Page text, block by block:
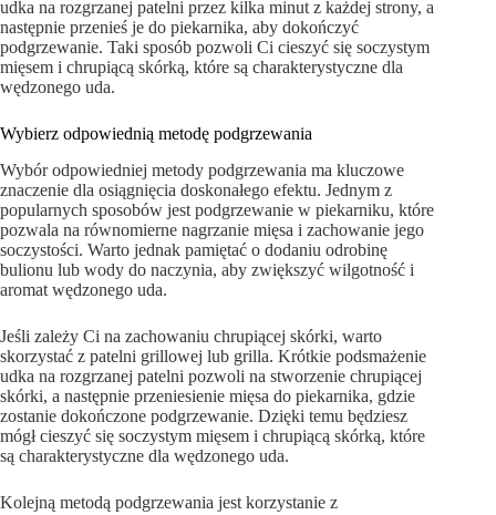
udka na rozgrzanej patelni przez kilka minut z każdej strony, a
następnie przenieś je do piekarnika, aby dokończyć
podgrzewanie. Taki sposób pozwoli Ci cieszyć się soczystym
mięsem i chrupiącą skórką, które są charakterystyczne dla
wędzonego uda.
Wybierz odpowiednią metodę podgrzewania
Wybór odpowiedniej metody podgrzewania ma kluczowe
znaczenie dla osiągnięcia doskonałego efektu. Jednym z
popularnych sposobów jest podgrzewanie w piekarniku, które
pozwala na równomierne nagrzanie mięsa i zachowanie jego
soczystości. Warto jednak pamiętać o dodaniu odrobinę
bulionu lub wody do naczynia, aby zwiększyć wilgotność i
aromat wędzonego uda.
Jeśli zależy Ci na zachowaniu chrupiącej skórki, warto
skorzystać z patelni grillowej lub grilla. Krótkie podsmażenie
udka na rozgrzanej patelni pozwoli na stworzenie chrupiącej
skórki, a następnie przeniesienie mięsa do piekarnika, gdzie
zostanie dokończone podgrzewanie. Dzięki temu będziesz
mógł cieszyć się soczystym mięsem i chrupiącą skórką, które
są charakterystyczne dla wędzonego uda.
Kolejną metodą podgrzewania jest korzystanie z